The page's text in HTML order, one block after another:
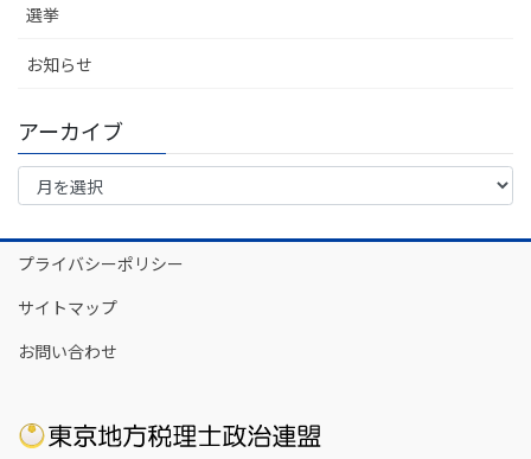
選挙
お知らせ
アーカイブ
ア
イ
ブ
プライバシーポリシー
サイトマップ
お問い合わせ